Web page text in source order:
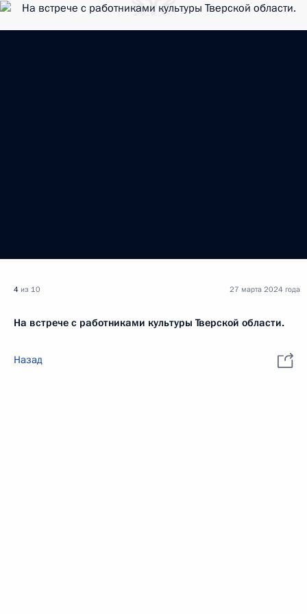
4 из 10
На встрече с работниками культуры Тверской области.
27 марта 2024 года
Назад